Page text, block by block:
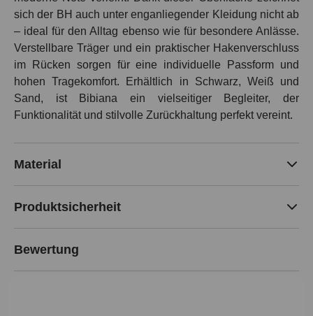
sich der BH auch unter enganliegender Kleidung nicht ab
– ideal für den Alltag ebenso wie für besondere Anlässe.
Verstellbare Träger und ein praktischer Hakenverschluss
im Rücken sorgen für eine individuelle Passform und
hohen Tragekomfort. Erhältlich in Schwarz, Weiß und
Sand, ist Bibiana ein vielseitiger Begleiter, der
Funktionalität und stilvolle Zurückhaltung perfekt vereint.
Material
Produktsicherheit
Bewertung